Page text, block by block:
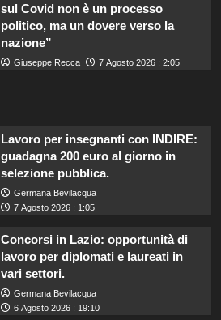
sul Covid non è un processo
politico, ma un dovere verso la
nazione”
Giuseppe Recca 7 Agosto 2026 : 2:05
Lavoro per insegnanti con INDIRE:
guadagna 200 euro al giorno in
selezione pubblica.
Germana Bevilacqua
7 Agosto 2026 : 1:05
Concorsi in Lazio: opportunità di
lavoro per diplomati e laureati in
vari settori.
Germana Bevilacqua
6 Agosto 2026 : 19:10